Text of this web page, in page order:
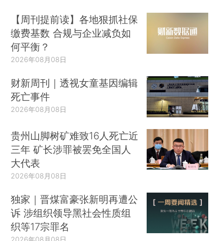
【周刊提前读】各地狠抓社保
缴费基数 合规与企业减负如
何平衡？
2026年08月08日
财新周刊｜透视女童基因编辑
死亡事件
2026年08月08日
贵州山脚树矿难致16人死亡近
三年 矿长涉罪被罢免全国人
大代表
2026年08月08日
独家｜晋煤富豪张新明再遭公
诉 涉组织领导黑社会性质组
织等17宗罪名
2026年08月08日